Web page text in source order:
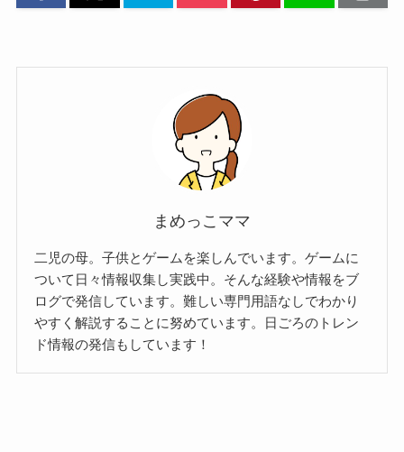
まめっこママ
二児の母。子供とゲームを楽しんでいます。ゲームに
ついて日々情報収集し実践中。そんな経験や情報をブ
ログで発信しています。難しい専門用語なしでわかり
やすく解説することに努めています。日ごろのトレン
ド情報の発信もしています！